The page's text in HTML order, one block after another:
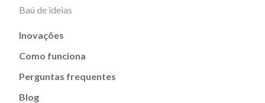
Baú de ideias
Inovações
Como funciona
Perguntas frequentes
Blog